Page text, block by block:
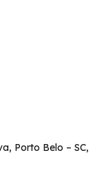
Porto Belo – SC,